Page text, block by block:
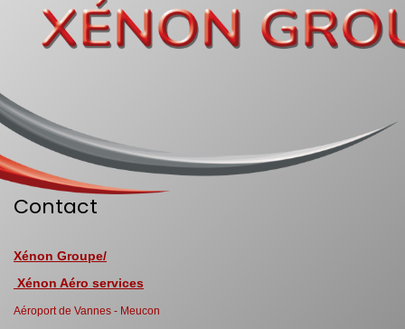
Contact
Xénon Groupe/
Xénon Aéro services
Aéroport de Vannes - Meucon